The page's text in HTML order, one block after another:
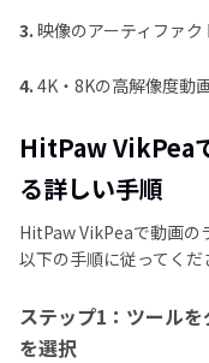
3. 映像のアーティファク
4. 4K・8Kの高解像度動
HitPaw VikPea
る詳しい手順
HitPaw VikPeaで動画の
以下の手順に従ってくだ
ステップ1：ツール
を選択